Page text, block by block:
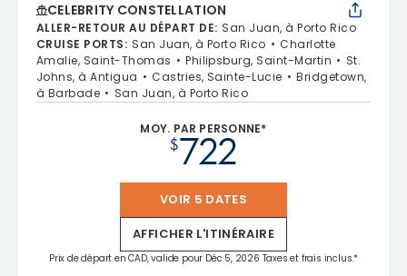
CELEBRITY CONSTELLATION
ALLER-RETOUR AU DÉPART DE: San Juan, à Porto Rico
CRUISE PORTS: San Juan, à Porto Rico
Charlotte
Amalie, Saint-Thomas
Philipsburg, Saint-Martin
St.
Johns, à Antigua
Castries, Sainte-Lucie
Bridgetown,
à Barbade
San Juan, à Porto Rico
MOY. PAR PERSONNE*
$722
VOIR 5 DATES
AFFICHER L'ITINÉRAIRE
Prix de départ en CAD, valide pour Déc 5, 2026 Taxes et frais inclus.*